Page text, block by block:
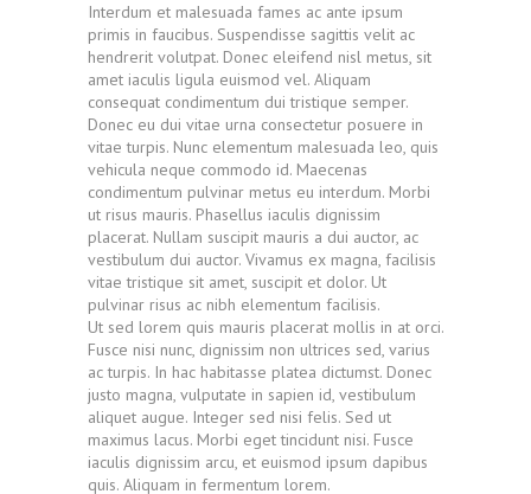
Interdum et malesuada fames ac ante ipsum
primis in faucibus. Suspendisse sagittis velit ac
hendrerit volutpat. Donec eleifend nisl metus, sit
amet iaculis ligula euismod vel. Aliquam
consequat condimentum dui tristique semper.
Donec eu dui vitae urna consectetur posuere in
vitae turpis. Nunc elementum malesuada leo, quis
vehicula neque commodo id. Maecenas
condimentum pulvinar metus eu interdum. Morbi
ut risus mauris. Phasellus iaculis dignissim
placerat. Nullam suscipit mauris a dui auctor, ac
vestibulum dui auctor. Vivamus ex magna, facilisis
vitae tristique sit amet, suscipit et dolor. Ut
pulvinar risus ac nibh elementum facilisis.
Ut sed lorem quis mauris placerat mollis in at orci.
Fusce nisi nunc, dignissim non ultrices sed, varius
ac turpis. In hac habitasse platea dictumst. Donec
justo magna, vulputate in sapien id, vestibulum
aliquet augue. Integer sed nisi felis. Sed ut
maximus lacus. Morbi eget tincidunt nisi. Fusce
iaculis dignissim arcu, et euismod ipsum dapibus
quis. Aliquam in fermentum lorem.